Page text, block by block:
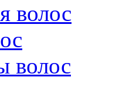
волос
волос